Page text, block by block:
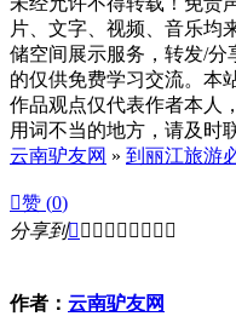
片、文字、视频、音乐均
储空间展示服务，转发/分
的仅供免费学习交流。本
作品观点仅代表作者本人
用词不当的地方，请及时
云南驴友网 » 到丽江旅游
赞 (0)
分享到        
作者： 云南驴友网